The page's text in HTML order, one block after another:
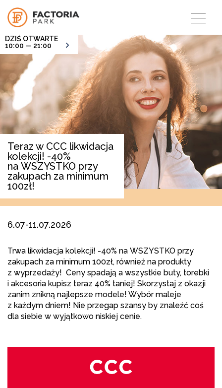
DZIŚ OTWARTE
10:00 — 21:00
Teraz w CCC likwidacja
kolekcji! -40%
na WSZYSTKO przy
zakupach za minimum
100zł!
6.07-11.07.2026
Trwa likwidacja kolekcji! -40% na WSZYSTKO przy
zakupach za minimum 100zł, również na produkty
z wyprzedaży! Ceny spadają a wszystkie buty, torebki
i akcesoria kupisz teraz 40% taniej! Skorzystaj z okazji
zanim znikną najlepsze modele! Wybór maleje
z każdym dniem! Nie przegap szansy by znaleźć coś
dla siebie w wyjątkowo niskiej cenie.